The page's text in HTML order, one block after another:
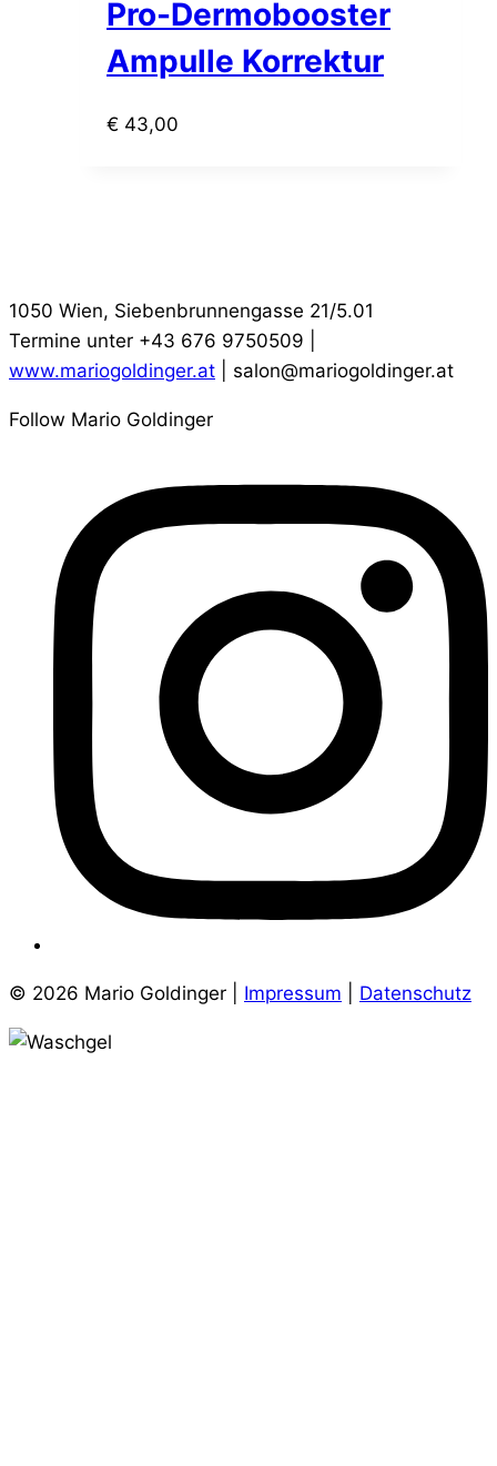
Pro-Dermobooster
Ampulle Korrektur
€ 43,00
1050 Wien, Siebenbrunnengasse 21/5.01
Termine unter +43 676 9750509 |
www.mariogoldinger.at | salon@mariogoldinger.at
Follow Mario Goldinger
© 2026 Mario Goldinger | Impressum Datenschutz